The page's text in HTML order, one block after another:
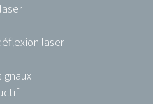
laser